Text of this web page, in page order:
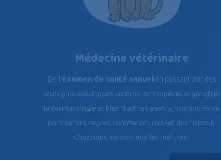
Médecine vétérinaire
Del’examen de santé annuelen passant par des
soins plus spécifiques comme l’orthopédie, la gériatrie,
la dermatologie et bien d’autres encore, vos boules de
poils seront reçues comme des rois (et des reines !).
Chez nous, ce sont eux les maîtres !